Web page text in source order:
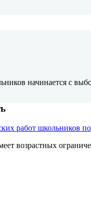
начинается с
работ школьников
возрастных